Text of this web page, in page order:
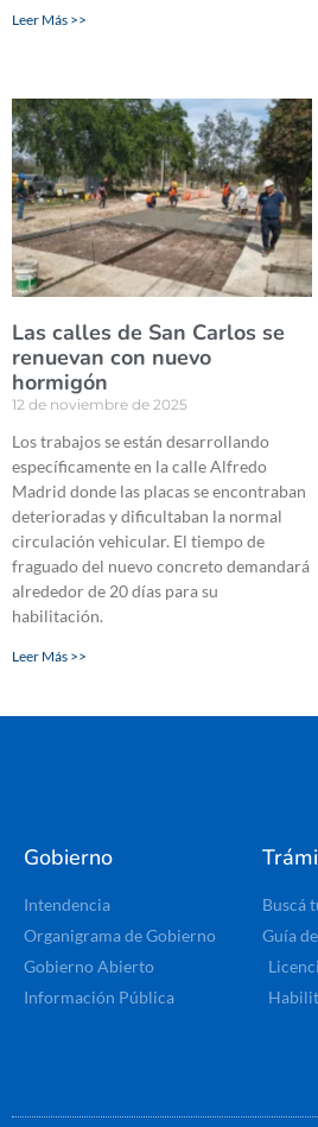
Leer Más >>
Las calles de San Carlos se
renuevan con nuevo
hormigón
12 de noviembre de 2025
Los trabajos se están desarrollando
específicamente en la calle Alfredo
Madrid donde las placas se encontraban
deterioradas y dificultaban la normal
circulación vehicular. El tiempo de
fraguado del nuevo concreto demandará
alrededor de 20 días para su
habilitación.
Leer Más >>
Gobierno
Intendencia
Organigrama de Gobierno
Gobierno Abierto
Información Pública
Buscá
Guía